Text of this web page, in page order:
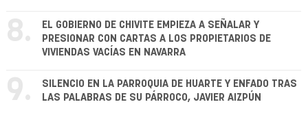
8.
EL GOBIERNO DE CHIVITE EMPIEZA A SEÑALAR Y
PRESIONAR CON CARTAS A LOS PROPIETARIOS DE
VIVIENDAS VACÍAS EN NAVARRA
9.
SILENCIO EN LA PARROQUIA DE HUARTE Y ENFADO TRAS
LAS PALABRAS DE SU PÁRROCO, JAVIER AIZPÚN